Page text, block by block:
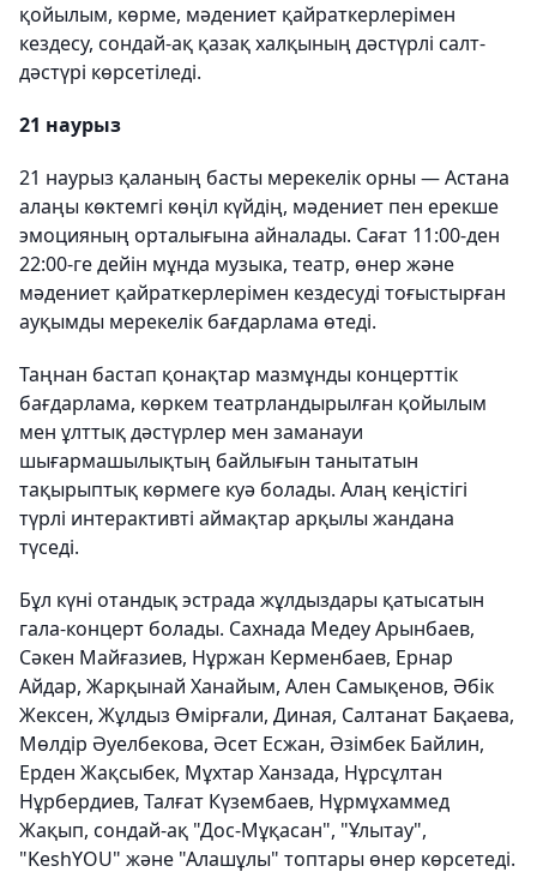
қойылым, көрме, мәдениет қайраткерлерімен
кездесу, сондай-ақ қазақ халқының дәстүрлі салт-
дәстүрі көрсетіледі.
21 наурыз
21 наурыз қаланың басты мерекелік орны — Астана
алаңы көктемгі көңіл күйдің, мәдениет пен ерекше
эмоцияның орталығына айналады. Сағат 11:00-ден
22:00-ге дейін мұнда музыка, театр, өнер және
мәдениет қайраткерлерімен кездесуді тоғыстырған
ауқымды мерекелік бағдарлама өтеді.
Таңнан бастап қонақтар мазмұнды концерттік
бағдарлама, көркем театрландырылған қойылым
мен ұлттық дәстүрлер мен заманауи
шығармашылықтың байлығын танытатын
тақырыптық көрмеге куә болады. Алаң кеңістігі
түрлі интерактивті аймақтар арқылы жандана
түседі.
Бұл күні отандық эстрада жұлдыздары қатысатын
гала-концерт болады. Сахнада Медеу Арынбаев,
Сәкен Майғазиев, Нұржан Керменбаев, Ернар
Айдар, Жарқынай Ханайым, Ален Самықенов, Әбік
Жексен, Жұлдыз Өмірғали, Диная, Салтанат Бақаева,
Мөлдір Әуелбекова, Әсет Есжан, Әзімбек Байлин,
Ерден Жақсыбек, Мұхтар Ханзада, Нұрсұлтан
Нұрбердиев, Талғат Күзембаев, Нұрмұхаммед
Жақып, сондай-ақ "Дос-Мұқасан", "Ұлытау",
"KeshYOU" және "Алашұлы" топтары өнер көрсетеді.